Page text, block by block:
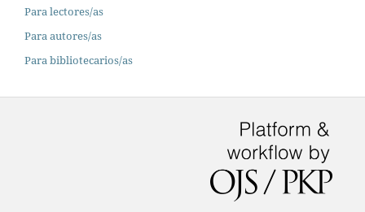
Para lectores/as
Para autores/as
Para bibliotecarios/as